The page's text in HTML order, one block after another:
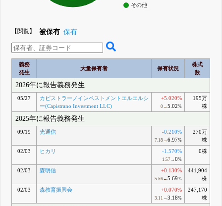
その他
【閲覧】 被保有 保有
義務
発生
大量保有者 保有状況
株式
数
2026年に報告義務発生
05/27
カピストラーノインベストメントエルエルシ
ー(Capistrano Investment LLC)
+5.020%
0→ 5.02%
195万
株
2025年に報告義務発生
09/19 光通信 -0.210%
7.18→ 6.97%
270万
株
02/03
ヒカリ -1.570%
1.57→ 0%
0株
02/03 森明信 +0.130%
5.56→ 5.69%
441,904
株
02/03
森教育振興会 +0.070%
3.11→ 3.18%
247,170
株